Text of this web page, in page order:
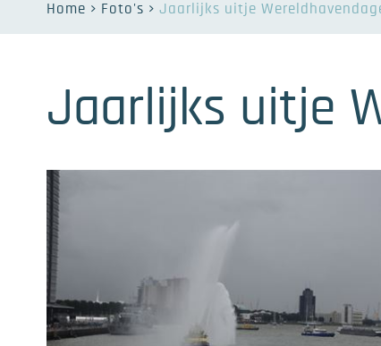
Home Foto's Jaarlijks uitje
Jaarlijks uitje